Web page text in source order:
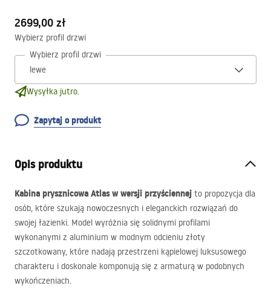
2699,00 zł
Wybierz profil drzwi
Wybierz profil drzwi
Wysyłka jutro.
Zapytaj o produkt
Opis produktu
Kabina prysznicowa Atlas w wersji przyściennej to propozycja dla
osób, które szukają nowoczesnych i eleganckich rozwiązań do
swojej łazienki. Model wyróżnia się solidnymi profilami
wykonanymi z aluminium w modnym odcieniu złoty
szczotkowany, które nadają przestrzeni kąpielowej luksusowego
charakteru i doskonale komponują się z armaturą w podobnych
wykończeniach.